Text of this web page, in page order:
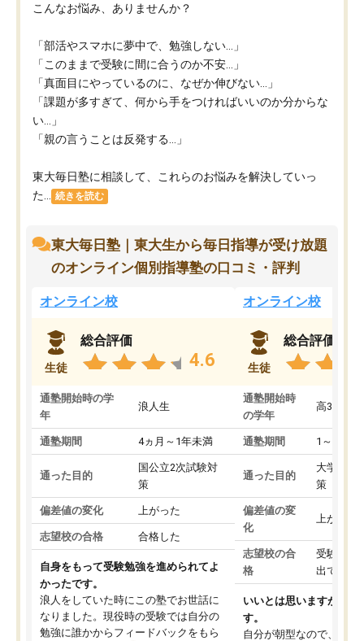
こんなお悩み、ありませんか？
「部活やスマホに夢中で、勉強しない…」
「このままで受験に間に合うのか不安…」
「真面目にやっているのに、なぜか伸びない…」
「課題が多すぎて、何から手をつければいいのか分からな
い…」
「親の言うことは反発する…」
東大毎日塾に相談して、これらのお悩みを解決していっ
た...
続きを読む
東大毎日塾｜東大生から毎日指導が受け放題
のオンライン個別指導塾の口コミ・評判
オンライン校
生徒
総合評価
4.6
通塾開始時の学
年
浪人生
通塾期間 4ヵ月～1年未満
通った目的
国公立2次試験対
策
偏差値の変化 上がった
志望校の合格 合格した
自身をもって受験勉強を進められてよ
かったです。
浪人をしていた時にこの塾でお世話に
なりました。現役時の受験では自分の
勉強に誰かからフィードバックをもら
オンライン校
生徒
総合評価
通塾開始時
の学年
高3
通塾期間 1～3ヵ月
通った目的
大学入学
策
偏差値の変
化
上がった
志望校の合
格
受験して
出ていな
いいとは思いますが、料
す。
自分が朝型なので、自習